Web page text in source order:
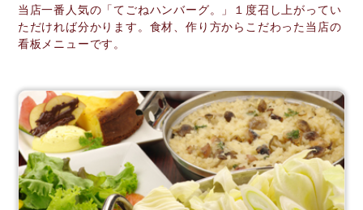
当店一番人気の「てごねハンバーグ。」１度召し上がってい
ただければ分かります。食材、作り方からこだわった当店の
看板メニューです。